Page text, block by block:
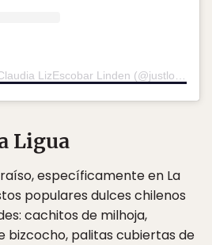
A post shared by Chef Claudia LizEscobar Linden (@justlovefoodleith)
Ligua
específicamente en La
populares dulces chilenos
cachitos de milhoja,
bizcocho, palitas cubiertas de